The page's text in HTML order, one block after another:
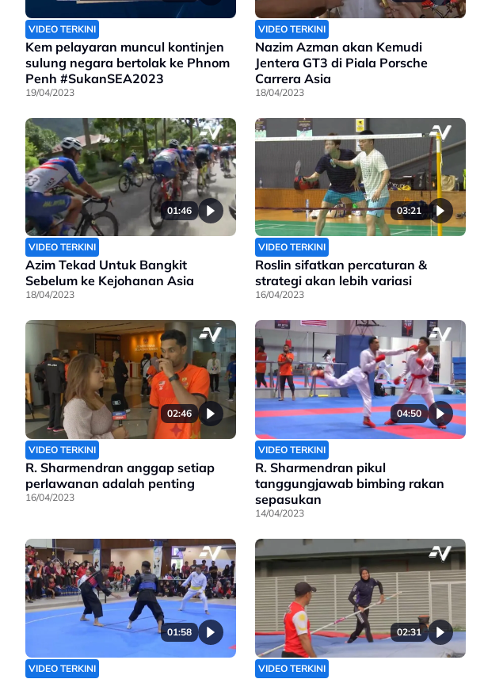
VIDEO TERKINI
Kem pelayaran muncul kontinjen
sulung negara bertolak ke Phnom
Penh #SukanSEA2023
19/04/2023
VIDEO TERKINI
Nazim Azman akan Kemudi
Jentera GT3 di Piala Porsche
Carrera Asia
18/04/2023
01:46
VIDEO TERKINI
Azim Tekad Untuk Bangkit
Sebelum ke Kejohanan Asia
18/04/2023
03:21
VIDEO TERKINI
Roslin sifatkan percaturan &
strategi akan lebih variasi
16/04/2023
02:46
VIDEO TERKINI
R. Sharmendran anggap setiap
perlawanan adalah penting
16/04/2023
04:50
VIDEO TERKINI
R. Sharmendran pikul
tanggungjawab bimbing rakan
sepasukan
14/04/2023
01:58
VIDEO TERKINI
02:31
VIDEO TERKINI